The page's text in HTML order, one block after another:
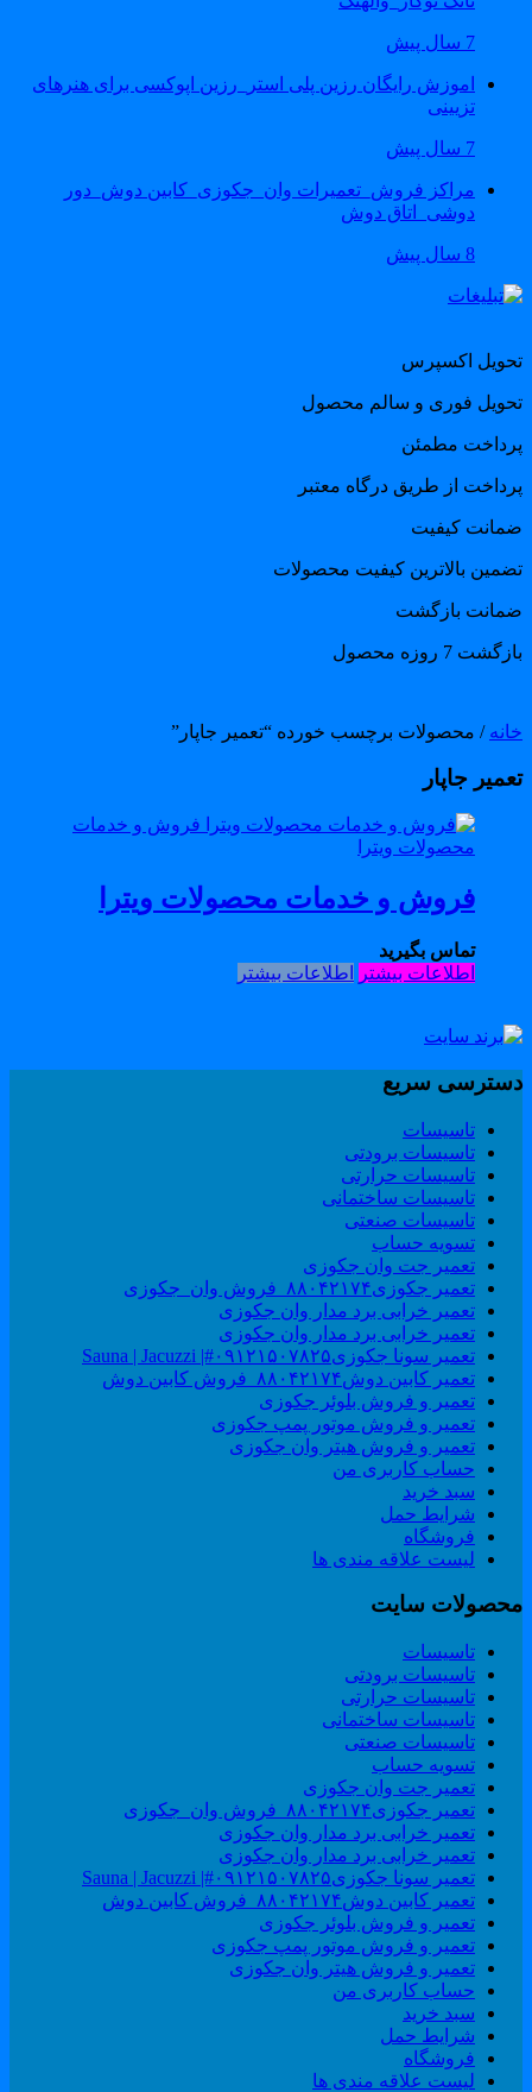
اموزش رایگان رزین پلی استر_رزین اپوکسی برای هنرهای
تزیینی
مراکز فروش_تعمیرات وان_جکوزی_کابین دوش_دور
دوشی_اتاق دوش
اکسپرس
فوری و سالم محصول
مطمئن
از طریق درگاه معتبر
کیفیت
بالاترین کیفیت محصولات
بازگشت
7 روزه محصول
/ محصولات برچسب خورده “تعمیر جاپار”
جاپار
فروش و خدمات محصولات ویترا
تماس بگیرید
اطلاعات بیشتر اطلاعات بیشتر
سریع
تاسیسات
تاسیسات برودتی
تاسیسات حرارتی
تاسیسات ساختمانی
تاسیسات صنعتی
تسویه حساب
تعمیر جت وان جکوزی
تعمیر جکوزی۸۸۰۴۲۱۷۴_فروش وان_جکوزی
تعمیر خرابی برد مدار وان جکوزی
تعمیر خرابی برد مدار وان جکوزی
تعمیر سونا جکوزی۰۹۱۲۱۵۰۷۸۲۵#| Sauna | Jacuzzi
تعمیر کابین دوش۸۸۰۴۲۱۷۴_فروش کابین دوش
تعمیر و فروش بلوئر جکوزی
تعمیر و فروش موتور پمپ جکوزی
تعمیر و فروش هیتر وان جکوزی
حساب کاربری من
سبد خرید
شرایط حمل
فروشگاه
لیست علاقه مندی ها
سایت
تاسیسات
تاسیسات برودتی
تاسیسات حرارتی
تاسیسات ساختمانی
تاسیسات صنعتی
تسویه حساب
تعمیر جت وان جکوزی
تعمیر جکوزی۸۸۰۴۲۱۷۴_فروش وان_جکوزی
تعمیر خرابی برد مدار وان جکوزی
تعمیر خرابی برد مدار وان جکوزی
تعمیر سونا جکوزی۰۹۱۲۱۵۰۷۸۲۵#| Sauna | Jacuzzi
تعمیر کابین دوش۸۸۰۴۲۱۷۴_فروش کابین دوش
تعمیر و فروش بلوئر جکوزی
تعمیر و فروش موتور پمپ جکوزی
تعمیر و فروش هیتر وان جکوزی
حساب کاربری من
سبد خرید
شرایط حمل
فروشگاه
لیست علاقه مندی ها